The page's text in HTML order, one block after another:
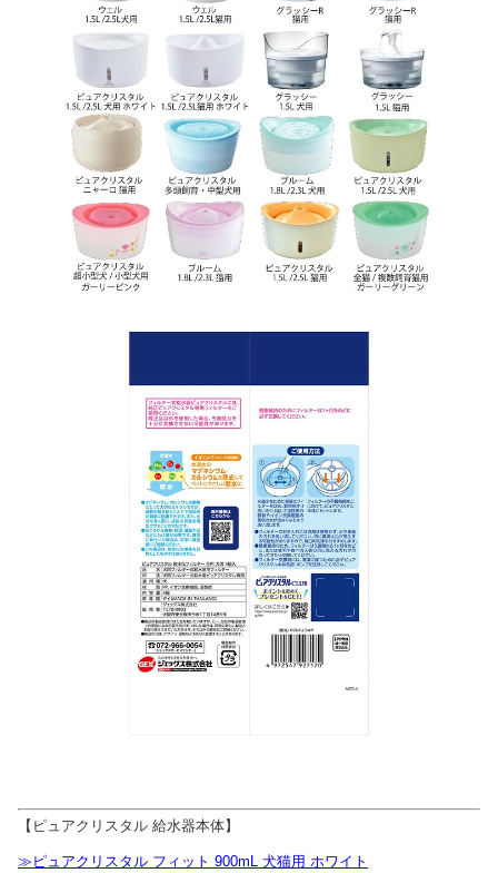
【ピュアクリスタル 給水器本体】
≫ピュアクリスタル フィット 900mL 犬猫用 ホワイト